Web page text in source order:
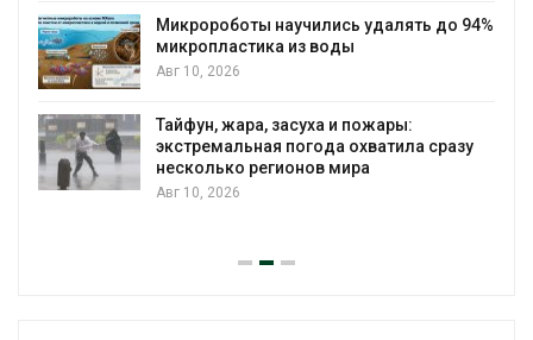
научились удалять до 94%
из воды
жара, засуха и пожары:
погода охватила сразу
регионов мира